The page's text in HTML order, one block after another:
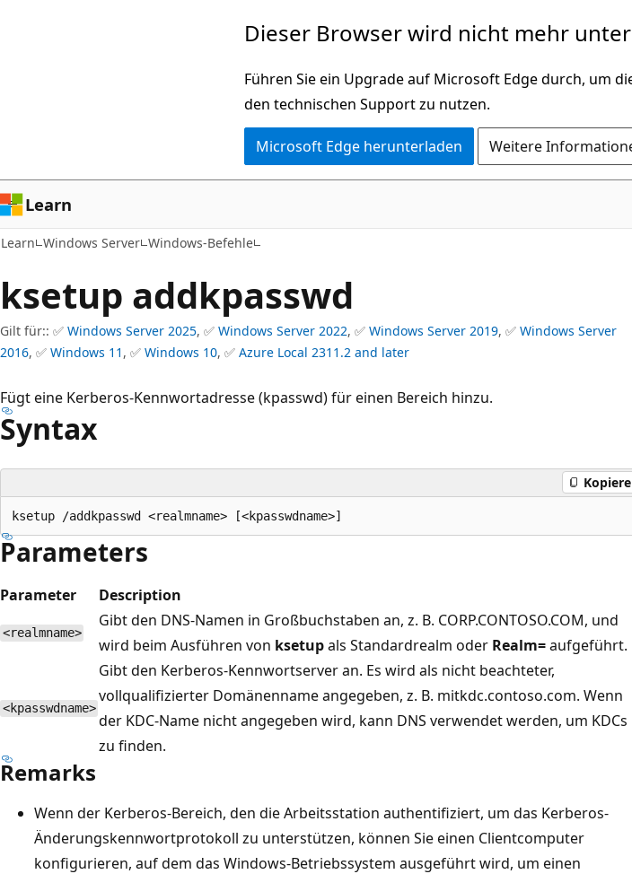
Dieser Browser wird nicht mehr
Führen Sie ein Upgrade auf Microsoft Edge durch, um
den technischen Support zu nutzen.
Microsoft Edge herunterladen Weitere
Learn
Learn Windows Server Windows-Befehle
ksetup addkpasswd
Gilt für:: ✅ Windows Server 2025, ✅ Windows Server 2022, ✅ Windows Server 2019, ✅ Windows Server
2016, ✅ Windows 11 , ✅ Windows 10, ✅ Azure Local 2311.2 and later
Fügt eine Kerberos-Kennwortadresse (kpasswd) für einen Bereich hinzu.
Syntax
Parameters
Parameter Description
<realmname>
Gibt den DNS-Namen in Großbuchstaben an, z. B. CORP.CONTOSO.COM, und
wird beim Ausführen von ksetupals Standardrealm oder Realm=aufgeführt.
<kpasswdname>
Gibt den Kerberos-Kennwortserver an. Es wird als nicht beachteter,
vollqualifizierter Domänenname angegeben, z. B. mitkdc.contoso.com. Wenn
der KDC-Name nicht angegeben wird, kann DNS verwendet werden, um KDCs
zu finden.
Remarks
Wenn der Kerberos-Bereich, den die Arbeitsstation authentifiziert, um das Kerberos-
Änderungskennwortprotokoll zu unterstützen, können Sie einen Clientcomputer
konfigurieren, auf dem das Windows-Betriebssystem ausgeführt wird, um einen